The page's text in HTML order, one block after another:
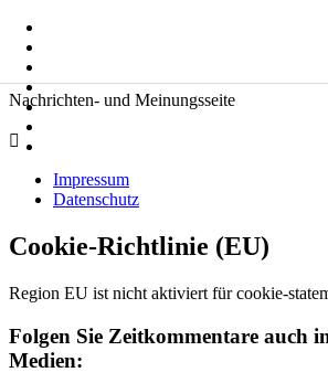
Inhalt
springen
nach:
Zeitkommentare
Nachrichten- und Meinungsseite
Impressum
Datenschutz
Cookie-Richtlinie (EU)
Region EU ist nicht aktiviert für cookie-
Folgen Sie Zeitkommentare auch
Medien: